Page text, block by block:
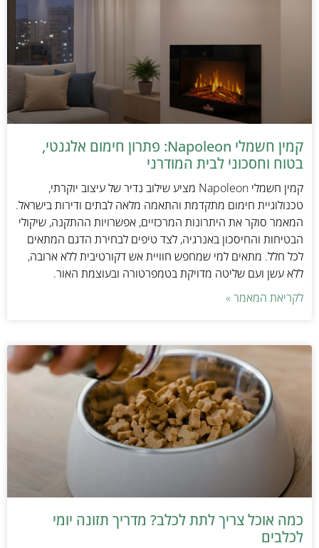
קמין חשמלי Napoleon: פתרון חימום אלגנטי,
בטוח וחסכוני לבית המודרני
קמין חשמלי Napoleon מציע שילוב נדיר של עיצוב יוקרתי,
טכנולוגיית חימום מתקדמת והתאמה מלאה לבתים ודירות בישראל.
המאמר סוקר את היתרונות המרכזיים, אפשרויות ההתקנה, שיקולי
הבטיחות והחיסכון באנרגיה, לצד טיפים לבחירת הדגם המתאים
לכל חלל. מתאים למי שמחפש חוויית אש דקורטיבית ללא ארובה,
ללא עשן ועם שליטה מדויקת בטמפרטורה ובעוצמת האור.
לקריאת המאמר »
כמה אוכל צריך לתת לכלב? מדריך תזונה יומי
לכלבים